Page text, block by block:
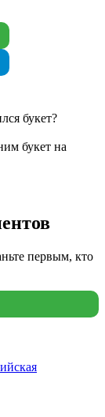
букет?
букет на
первым, кто